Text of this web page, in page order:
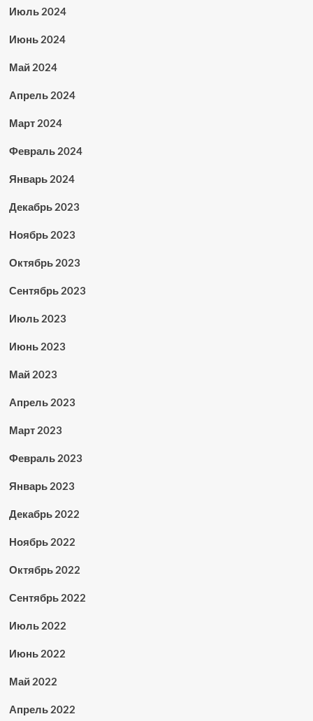
Июль 2024
Июнь 2024
Май 2024
Апрель 2024
Март 2024
Февраль 2024
Январь 2024
Декабрь 2023
Ноябрь 2023
Октябрь 2023
Сентябрь 2023
Июль 2023
Июнь 2023
Май 2023
Апрель 2023
Март 2023
Февраль 2023
Январь 2023
Декабрь 2022
Ноябрь 2022
Октябрь 2022
Сентябрь 2022
Июль 2022
Июнь 2022
Май 2022
Апрель 2022